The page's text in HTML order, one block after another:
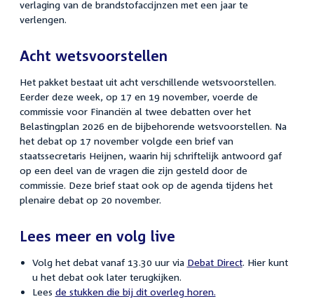
verlaging van de brandstofaccijnzen met een jaar te
verlengen.
Acht wetsvoorstellen
Het pakket bestaat uit acht verschillende wetsvoorstellen.
Eerder deze week, op 17 en 19 november, voerde de
commissie voor Financiën al twee debatten over het
Belastingplan 2026 en de bijbehorende wetsvoorstellen. Na
het debat op 17 november volgde een brief van
staatssecretaris Heijnen, waarin hij schriftelijk antwoord gaf
op een deel van de vragen die zijn gesteld door de
commissie. Deze brief staat ook op de agenda tijdens het
plenaire debat op 20 november.
Lees meer en volg live
Volg het debat vanaf 13.30 uur via Debat Direct. Hier kunt
u het debat ook later terugkijken.
Lees de stukken die bij dit overleg horen.